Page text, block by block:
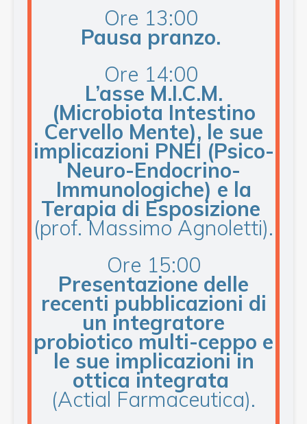
Ore 13:00
Pausa pranzo.
Ore 14:00
L’asse M.I.C.M.
(Microbiota Intestino
Cervello Mente), le sue
implicazioni PNEI (Psico-
Neuro-Endocrino-
Immunologiche) e la
Terapia di Esposizione
(prof. Massimo Agnoletti).
Ore 15:00
Presentazione delle
recenti pubblicazioni di
un integratore
probiotico multi-ceppo e
le sue implicazioni in
ottica integrata
(Actial Farmaceutica).